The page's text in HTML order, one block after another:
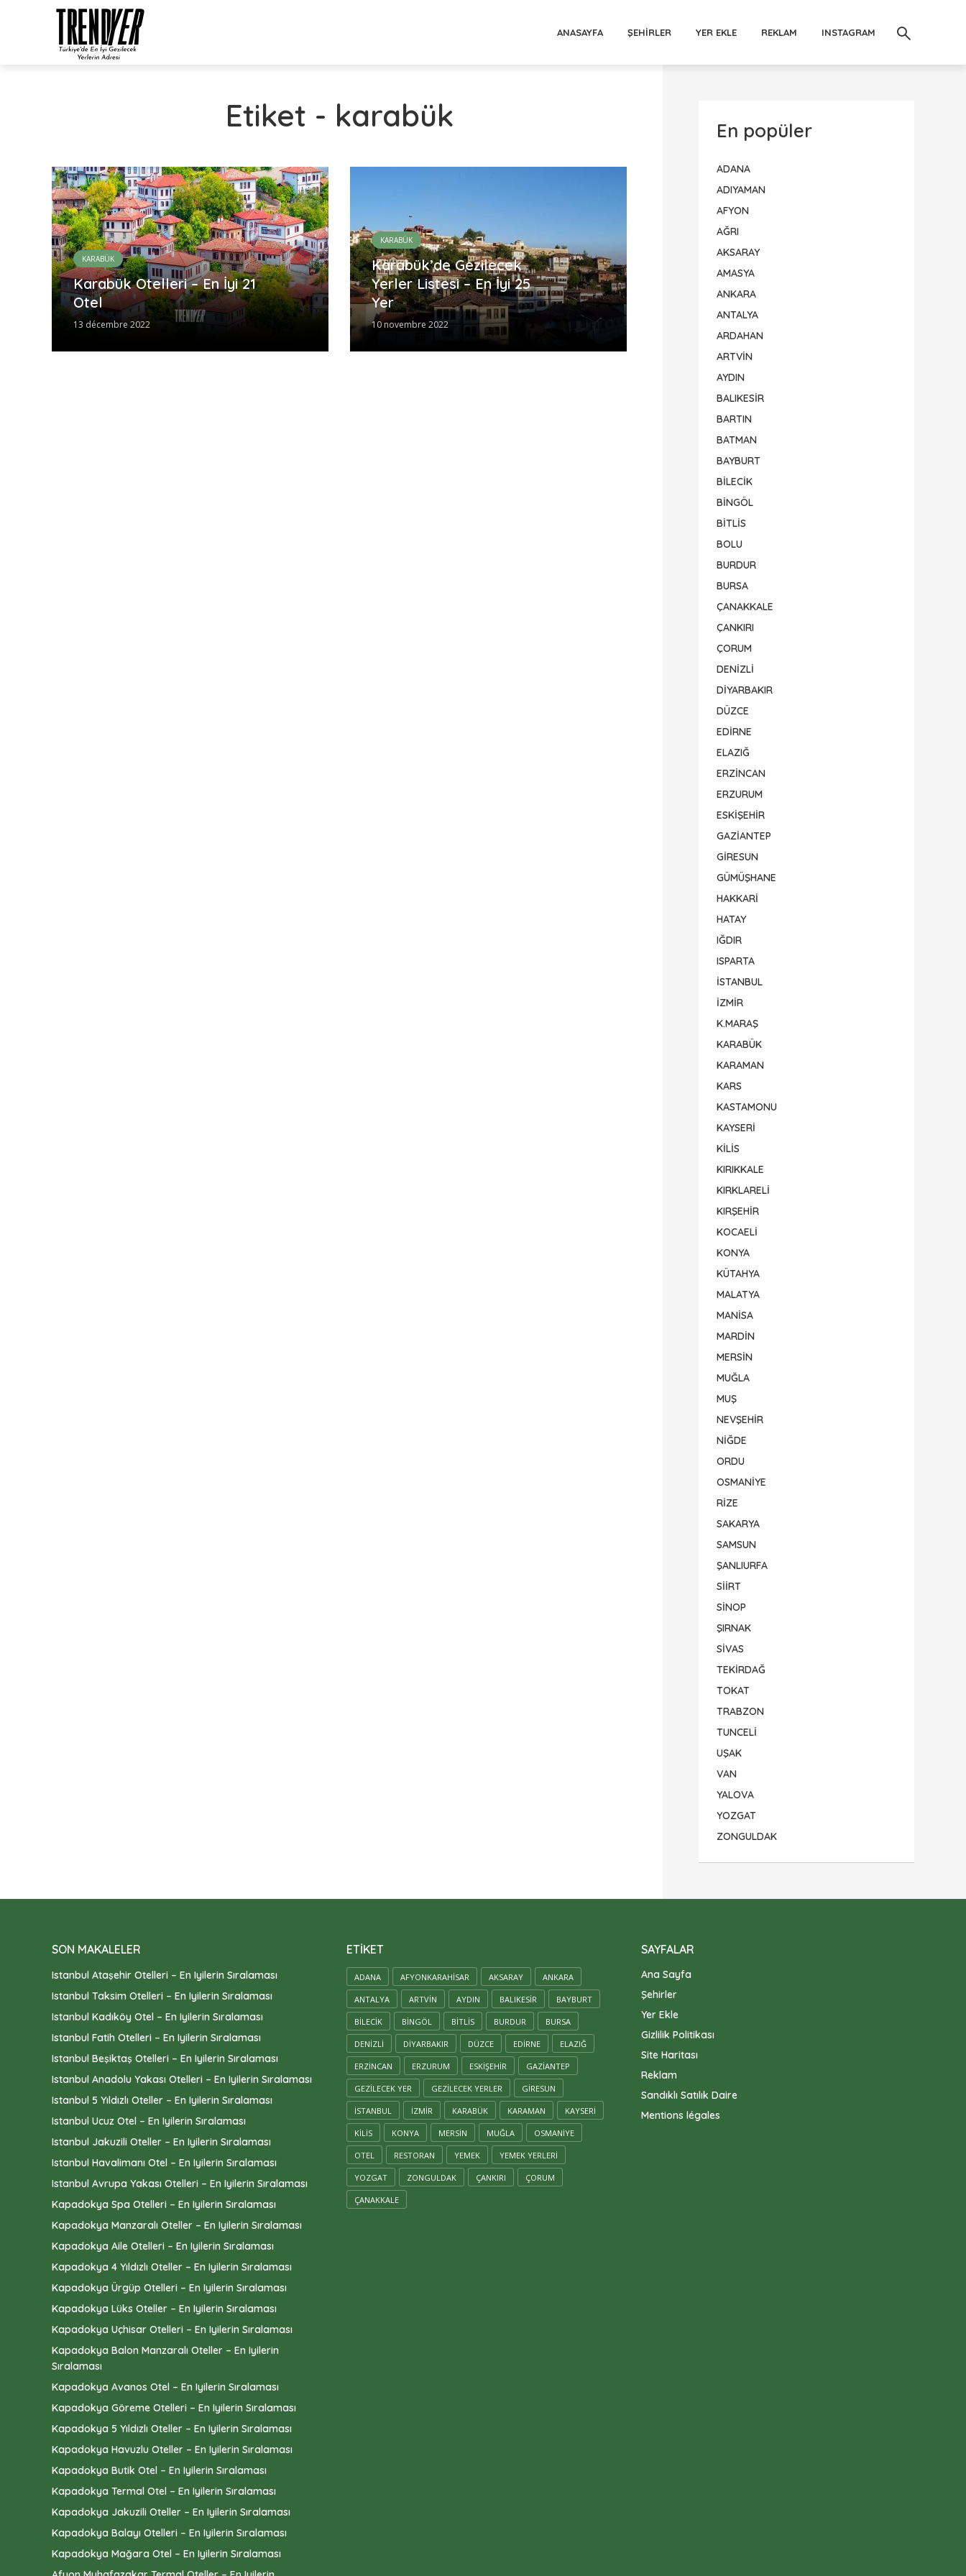
ANASAYFA ŞEHIRLER YER EKLE REKLAM INSTAGRAM
Etiket - karabük
KARABÜK
Karabük Otelleri – En İyi 21
Otel
13 décembre 2022
KARABÜK
Karabük’de Gezilecek
Yerler Listesi – En İyi 25
Yer
10 novembre 2022
En popüler
ADANA
ADIYAMAN
AFYON
AĞRI
AKSARAY
AMASYA
ANKARA
ANTALYA
ARDAHAN
ARTVİN
AYDIN
BALIKESİR
BARTIN
BATMAN
BAYBURT
BİLECİK
BİNGÖL
BİTLİS
BOLU
BURDUR
BURSA
ÇANAKKALE
ÇANKIRI
ÇORUM
DENİZLİ
DİYARBAKIR
DÜZCE
EDİRNE
ELAZIĞ
ERZİNCAN
ERZURUM
ESKİŞEHİR
GAZİANTEP
GİRESUN
GÜMÜŞHANE
HAKKARİ
HATAY
IĞDIR
ISPARTA
İSTANBUL
İZMİR
K.MARAŞ
KARABÜK
KARAMAN
KARS
KASTAMONU
KAYSERİ
KİLİS
KIRIKKALE
KIRKLARELİ
KIRŞEHİR
KOCAELİ
KONYA
KÜTAHYA
MALATYA
MANİSA
MARDİN
MERSİN
MUĞLA
MUŞ
NEVŞEHİR
NİĞDE
ORDU
OSMANİYE
RİZE
SAKARYA
SAMSUN
ŞANLIURFA
SİİRT
SİNOP
ŞIRNAK
SİVAS
TEKİRDAĞ
TOKAT
TRABZON
TUNCELİ
UŞAK
VAN
YALOVA
YOZGAT
ZONGULDAK
SON MAKALELER
Istanbul Ataşehir Otelleri – En Iyilerin Sıralaması
Istanbul Taksim Otelleri – En Iyilerin Sıralaması
Istanbul Kadıköy Otel – En Iyilerin Sıralaması
Istanbul Fatih Otelleri – En Iyilerin Sıralaması
Istanbul Beşiktaş Otelleri – En Iyilerin Sıralaması
Istanbul Anadolu Yakası Otelleri – En Iyilerin Sıralaması
Istanbul 5 Yıldızlı Oteller – En Iyilerin Sıralaması
Istanbul Ucuz Otel – En Iyilerin Sıralaması
Istanbul Jakuzili Oteller – En Iyilerin Sıralaması
Istanbul Havalimanı Otel – En Iyilerin Sıralaması
Istanbul Avrupa Yakası Otelleri – En Iyilerin Sıralaması
Kapadokya Spa Otelleri – En Iyilerin Sıralaması
Kapadokya Manzaralı Oteller – En Iyilerin Sıralaması
Kapadokya Aile Otelleri – En Iyilerin Sıralaması
Kapadokya 4 Yıldızlı Oteller – En Iyilerin Sıralaması
Kapadokya Ürgüp Otelleri – En Iyilerin Sıralaması
Kapadokya Lüks Oteller – En Iyilerin Sıralaması
Kapadokya Uçhisar Otelleri – En Iyilerin Sıralaması
Kapadokya Balon Manzaralı Oteller – En Iyilerin
Sıralaması
Kapadokya Avanos Otel – En Iyilerin Sıralaması
Kapadokya Göreme Otelleri – En Iyilerin Sıralaması
Kapadokya 5 Yıldızlı Oteller – En Iyilerin Sıralaması
Kapadokya Havuzlu Oteller – En Iyilerin Sıralaması
Kapadokya Butik Otel – En Iyilerin Sıralaması
Kapadokya Termal Otel – En Iyilerin Sıralaması
Kapadokya Jakuzili Oteller – En Iyilerin Sıralaması
Kapadokya Balayı Otelleri – En Iyilerin Sıralaması
Kapadokya Mağara Otel – En Iyilerin Sıralaması
ETIKET
ADANA AFYONKARAHISAR AKSARAY ANKARA
ANTALYA ARTVIN AYDIN BALIKESIR BAYBURT
BILECIK BINGÖL BITLIS BURDUR BURSA
DENIZLI DIYARBAKIR DÜZCE EDIRNE ELAZIĞ
ERZINCAN ERZURUM ESKIŞEHIR GAZIANTEP
GEZILECEK YER GEZILECEK YERLER GIRESUN
ISTANBUL IZMIR KARABÜK KARAMAN KAYSERİ
KILIS KONYA MERSİN MUĞLA OSMANIYE
OTEL RESTORAN YEMEK YEMEK YERLERI
YOZGAT ZONGULDAK ÇANKIRI ÇORUM
ÇANAKKALE
SAYFALAR
Ana Sayfa
Şehirler
Yer Ekle
Gizlilik Politikası
Site Haritası
Reklam
Sandıklı Satılık Daire
Mentions légales